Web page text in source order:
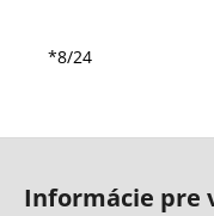
*8/24
Informácie pre